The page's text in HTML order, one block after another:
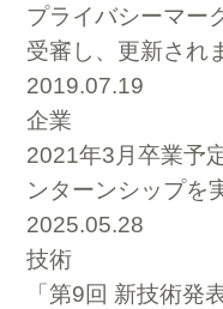
プライバシーマー
受審し、更新され
2019.07.19
企業
2021年3月卒業予
ンターンシップを
2025.05.28
技術
「第9回 新技術発